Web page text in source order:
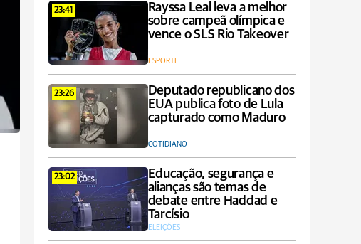
23:41
Rayssa Leal leva a melhor
sobre campeã olímpica e
vence o SLS Rio Takeover
ESPORTE
23:26
Deputado republicano dos
EUA publica foto de Lula
capturado como Maduro
COTIDIANO
23:02
Educação, segurança e
alianças são temas de
debate entre Haddad e
Tarcísio
ELEIÇÕES